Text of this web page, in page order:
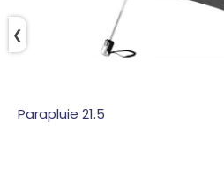
Parapluie 21.5
❮